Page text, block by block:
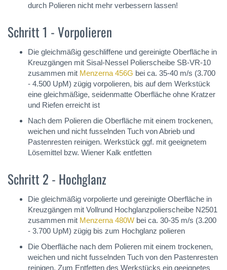
durch Polieren nicht mehr verbessern lassen!
Schritt 1 - Vorpolieren
Die gleichmäßig geschliffene und gereinigte Oberfläche in
Kreuzgängen mit Sisal-Nessel Polierscheibe SB-VR-10
zusammen mit Menzerna 456G bei ca. 35-40 m/s (3.700
- 4.500 UpM) zügig vorpolieren, bis auf dem Werkstück
eine gleichmäßige, seidenmatte Oberfläche ohne Kratzer
und Riefen erreicht ist
Nach dem Polieren die Oberfläche mit einem trockenen,
weichen und nicht fusselnden Tuch von Abrieb und
Pastenresten reinigen. Werkstück ggf. mit geeignetem
Lösemittel bzw. Wiener Kalk entfetten
Schritt 2 - Hochglanz
Die gleichmäßig vorpolierte und gereinigte Oberfläche in
Kreuzgängen mit Vollrund Hochglanzpolierscheibe N2501
zusammen mit Menzerna 480W bei ca. 30-35 m/s (3.200
- 3.700 UpM) zügig bis zum Hochglanz polieren
Die Oberfläche nach dem Polieren mit einem trockenen,
weichen und nicht fusselnden Tuch von den Pastenresten
reinigen. Zum Entfetten des Werkstücks ein geeignetes